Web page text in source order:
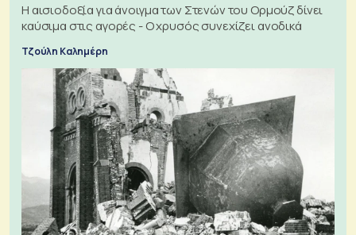
Η αισιοδοξία για άνοιγμα των Στενών του Ορμούζ δίνει
καύσιμα στις αγορές - Ο χρυσός συνεχίζει ανοδικά
Τζούλη Καλημέρη